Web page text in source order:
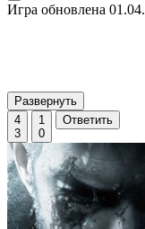
Игра обновлена
Развернуть
4
3
1
0
Ответить